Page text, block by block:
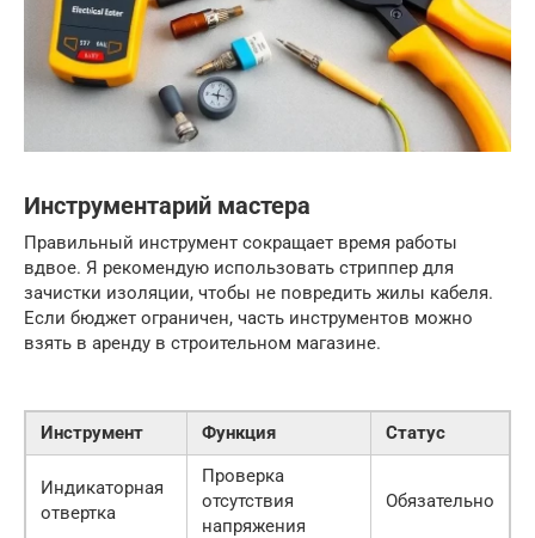
Инструментарий мастера
Правильный инструмент сокращает время работы
вдвое. Я рекомендую использовать стриппер для
зачистки изоляции, чтобы не повредить жилы кабеля.
Если бюджет ограничен, часть инструментов можно
взять в аренду в строительном магазине.
Инструмент Функция Статус
Индикаторная
отвертка
Проверка
отсутствия
напряжения
Обязательно